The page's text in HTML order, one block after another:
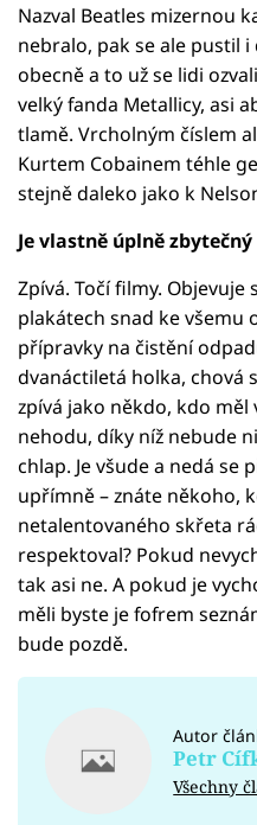
Nazval Beatles mizernou
nebralo, pak se ale pustil
obecně a to už se lidi
velký fanda Metallicy, asi
tlamě. Vrcholným číslem
Kurtem Cobainem téhle
stejně daleko jako k
Je vlastně úplně zbytečný
Zpívá. Točí filmy. Objevuje
plakátech snad ke všemu
přípravky na čistění
dvanáctiletá holka, chová
zpívá jako někdo, kdo
nehodu, díky níž nebude
chlap. Je všude a nedá se
upřímně – znáte někoho,
netalentovaného skřeta
respektoval? Pokud
tak asi ne. A pokud je
měli byste je fofrem
bude pozdě.
Autor
Petr
Všechny